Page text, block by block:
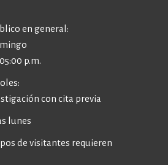
en general:
p.m.
con cita previa
lunes
de visitantes requieren